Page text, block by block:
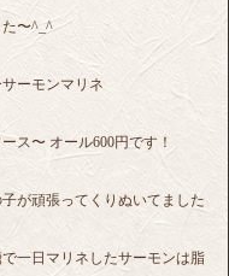
〜^_^
ーモンマリネ
ス〜 オール600円です！
が頑張ってくりぬいてました
一日マリネしたサーモンは脂